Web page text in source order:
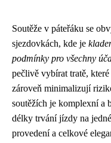
Soutěže v páteřáku se
sjezdovkách, kde je
podmínky pro všechny
pečlivě vybírat tratě,
zároveň minimalizují
soutěžích je komplexní a
délky trvání jízdy na
provedení a celkové